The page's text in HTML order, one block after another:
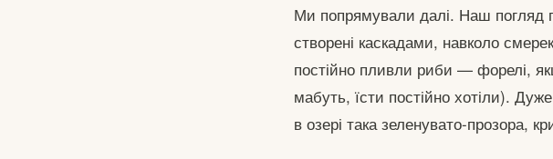
Ми попрямували далі. Наш погляд
створені каскадами, навколо
постійно пливли риби — форелі,
мабуть, їсти постійно хотіли).
в озері така зеленувато-прозора,